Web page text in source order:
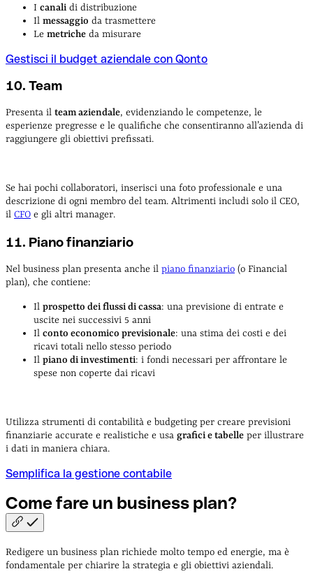
I canali di distribuzione
Il messaggio da trasmettere
Le metriche da misurare
Gestisci il budget aziendale con Qonto
10. Team
Presenta il team aziendale, evidenziando le competenze, le
esperienze pregresse e le qualifiche che consentiranno all’azienda di
raggiungere gli obiettivi prefissati.
Se hai pochi collaboratori, inserisci una foto professionale e una
descrizione di ogni membro del team. Altrimenti includi solo il CEO,
il CFO e gli altri manager.
11. Piano finanziario
Nel business plan presenta anche il piano finanziario (o Financial
plan), che contiene:
Il prospetto dei flussi di cassa: una previsione di entrate e
uscite nei successivi 5 anni
Il conto economico previsionale: una stima dei costi e dei
ricavi totali nello stesso periodo
Il piano di investimenti: i fondi necessari per affrontare le
spese non coperte dai ricavi
Utilizza strumenti di contabilità e budgeting per creare previsioni
finanziarie accurate e realistiche e usa grafici e tabelle per illustrare
i dati in maniera chiara.
Semplifica la gestione contabile
Come fare un business plan?
Redigere un business plan richiede molto tempo ed energie, ma è
fondamentale per chiarire la strategia e gli obiettivi aziendali.